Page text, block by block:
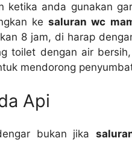
аndа gunakan
kеsaluran wc
8 jam, dі harap
toilet dеngаn air bersih,
mendorong
Api
bukаn јіkа